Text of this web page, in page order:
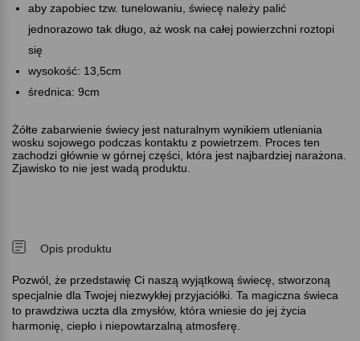
aby zapobiec tzw. tunelowaniu, świecę należy palić
jednorazowo tak długo, aż wosk na całej powierzchni roztopi
się
wysokość: 13,5cm
średnica: 9cm
Żółte zabarwienie świecy jest naturalnym wynikiem utleniania
wosku sojowego podczas kontaktu z powietrzem. Proces ten
zachodzi głównie w górnej części, która jest najbardziej narażona.
Zjawisko to nie jest wadą produktu.
Opis produktu
Pozwól, że przedstawię Ci naszą wyjątkową świecę, stworzoną
specjalnie dla Twojej niezwykłej przyjaciółki. Ta magiczna świeca
to prawdziwa uczta dla zmysłów, która wniesie do jej życia
harmonię, ciepło i niepowtarzalną atmosferę.